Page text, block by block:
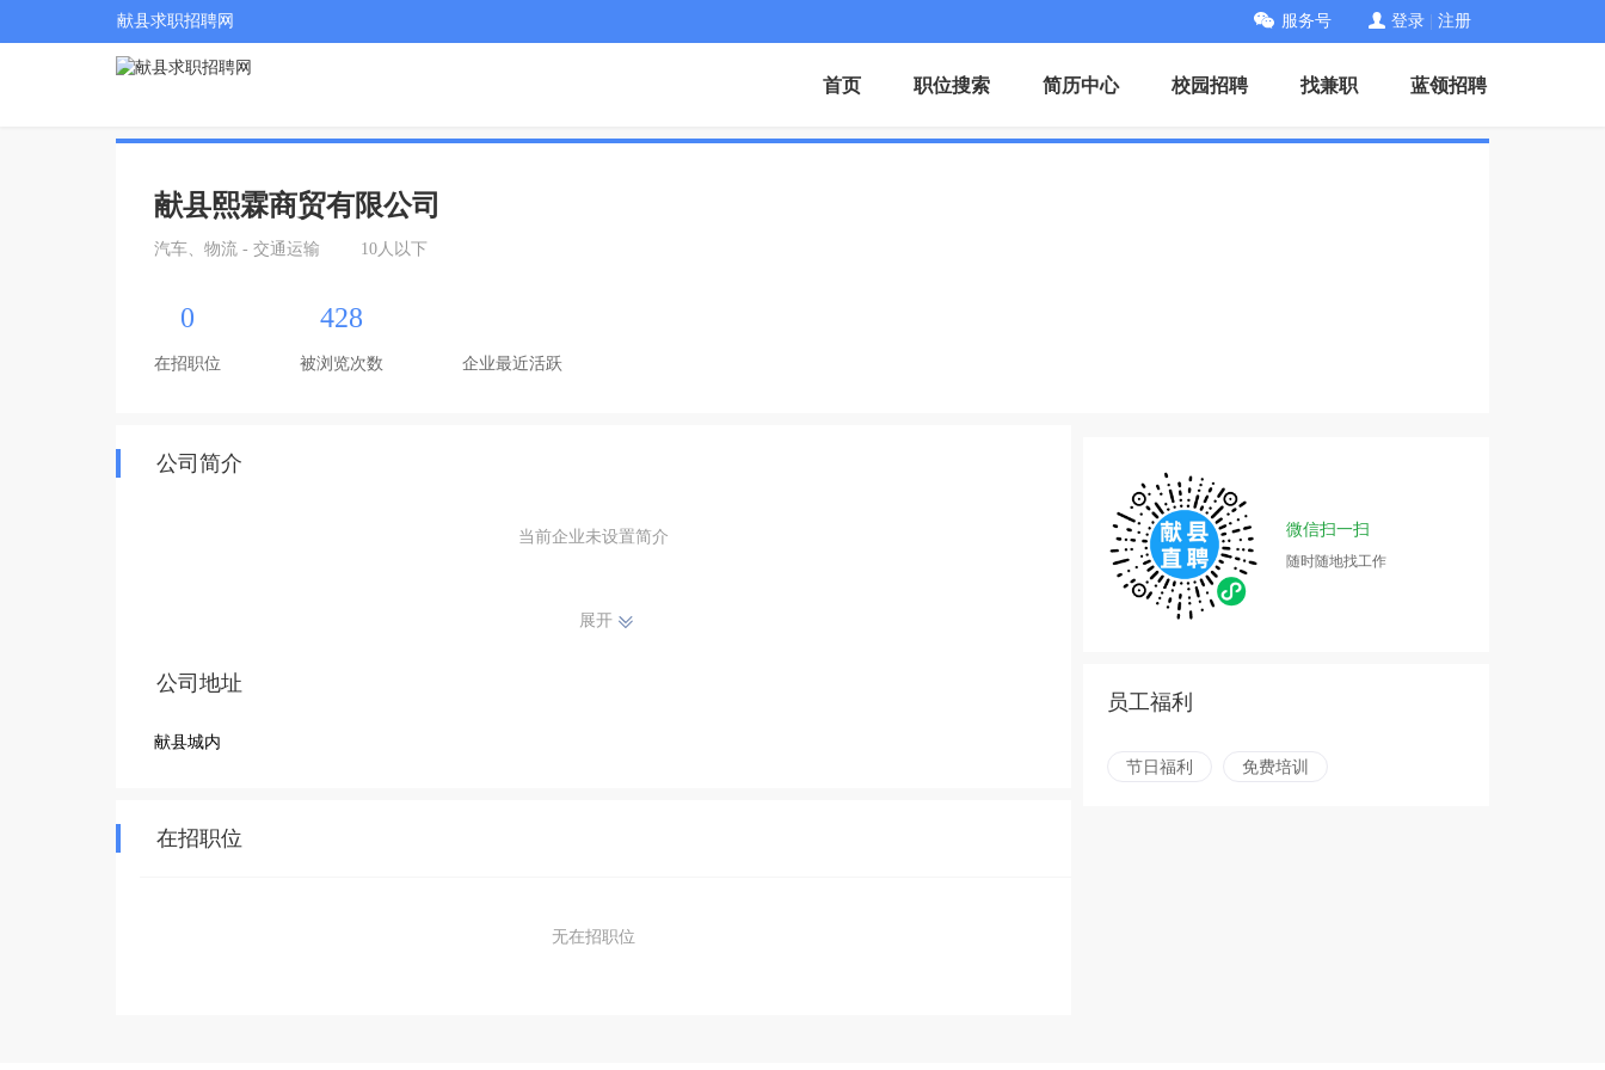
献县求职招聘网 服务号 登录 注册
首页 职位搜索 简历中心 校园招聘 找兼职 蓝领招聘
献县熙霖商贸有限公司
汽车、物流 - 交通运输 10人以下
0
在招职位
428
被浏览次数 企业最近活跃
公司简介
当前企业未设置简介
展开
公司地址
献县城内
在招职位
无在招职位
微信扫一扫
随时随地找工作
员工福利
节日福利 免费培训